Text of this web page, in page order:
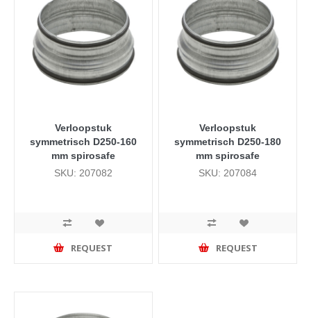
Verloopstuk
symmetrisch D250-160
mm spirosafe
SKU: 207082
REQUEST
Verloopstuk
symmetrisch D250-180
mm spirosafe
SKU: 207084
REQUEST